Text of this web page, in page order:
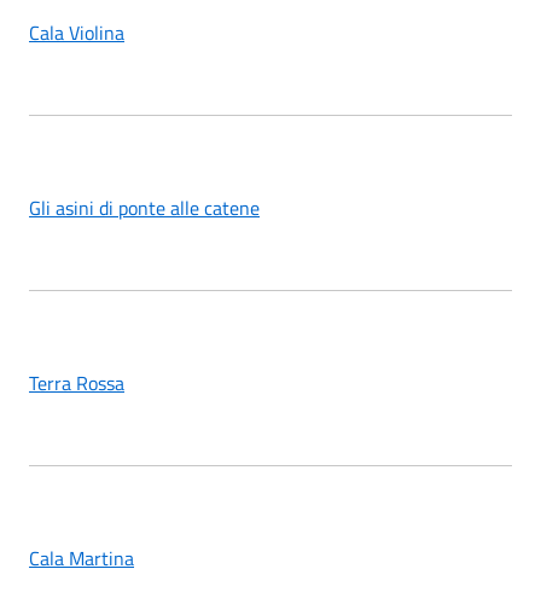
Cala Violina
Gli asini di ponte alle catene
Terra Rossa
Cala Martina